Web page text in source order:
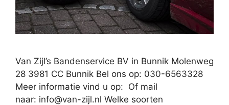
Van Zijl’s Bandenservice BV in Bunnik Molenweg
28 3981 CC Bunnik Bel ons op: 030-6563328
Meer informatie vind u op: Of mail
naar: info@van-zijl.nl Welke soorten